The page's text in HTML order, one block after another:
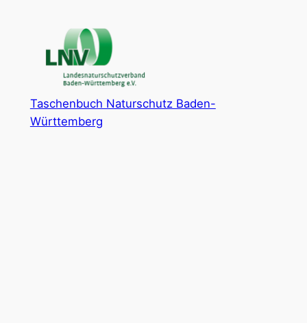
springen
Taschenbuch Naturschutz Baden-
Württemberg